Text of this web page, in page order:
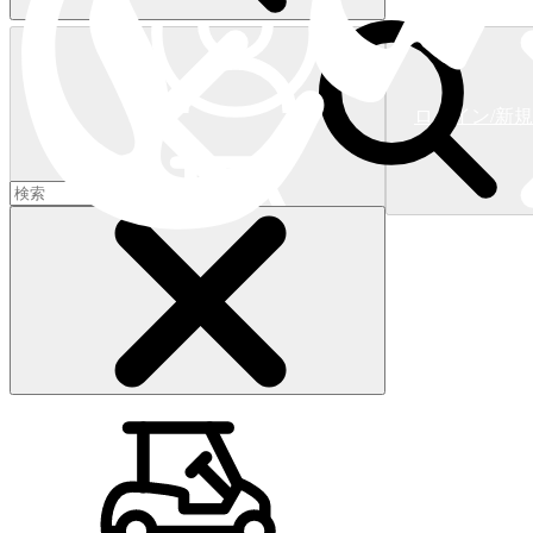
ログイン/新
ショッピングカート 0)